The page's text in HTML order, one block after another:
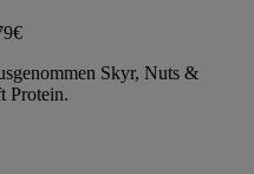
Skyr, Nuts &
Protein.